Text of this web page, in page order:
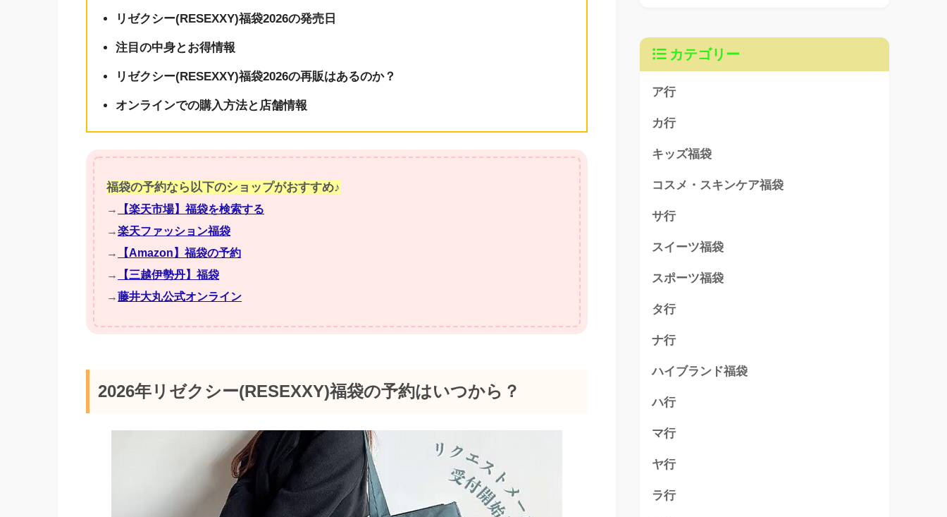
リゼクシー(RESEXXY)福袋2026の発売日
注目の中身とお得情報
リゼクシー(RESEXXY)福袋2026の再販はあるのか？
オンラインでの購入方法と店舗情報
福袋の予約なら以下のショップがおすすめ♪
→
【楽天市場】福袋を検索する
→楽天ファッション福袋
→
【Amazon】福袋の予約
→
【三越伊勢丹】福袋
→藤井大丸公式オンライン
2026年リゼクシー(RESEXXY)福袋の予約はいつから？
カテゴリー
ア行
カ行
キッズ福袋
コスメ・スキンケア福袋
サ行
スイーツ福袋
スポーツ福袋
タ行
ナ行
ハイブランド福袋
ハ行
マ行
ヤ行
ラ行